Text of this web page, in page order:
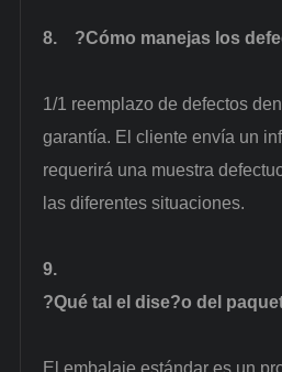
8. ?Cómo manejas los
1/1 reemplazo de defectos
garantía. El cliente envía un
requerirá una muestra
las diferentes situaciones.
9.
?Qué tal el dise?o del
El embalaje estándar es un